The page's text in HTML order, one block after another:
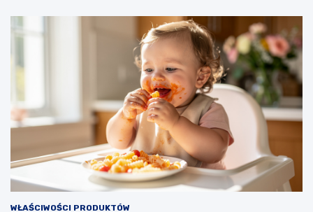
WŁAŚCIWOŚCI PRODUKTÓW